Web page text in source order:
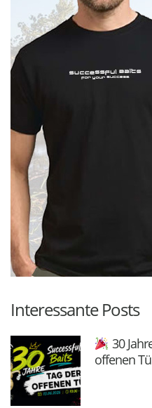
Interessante Posts
30
offenen